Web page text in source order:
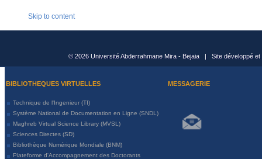
Skip to content
© 2026 Université Abderrahmane Mira - Bejaia | Site développé
BIBLIOTHEQUES VIRTUELLES MESSAGERIE
Technique de l'Ingenieur (TI)
Système National de Documentation en Ligne (SNDL)
Maghreb Virtual Science Library (MVSL)
Sciences Directes (SD)
Bibliothèque Numérique Mondiale (BNM)
Plateforme d'Accompagnement des Doctorants